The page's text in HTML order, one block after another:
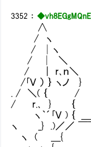
3352 ：◆vh8EGgMQnE
/
/ │ヽ
/ │ ＼
/ ｜ r､
/｢Ｖ ）
. / ＼( ｛
/ r.､ } ｛ ＼
ヽ｀´｢Ｖ )
ヽ _} .)／／
ヽ ( ＿{